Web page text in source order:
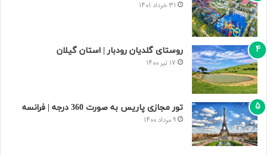
31 خرداد 1401
روستای گلدیان رودبار | استان گیلان
17 تیر 1400
تور مجازی پاریس به صورت 360 درجه | فرانسه
9 مرداد 1400